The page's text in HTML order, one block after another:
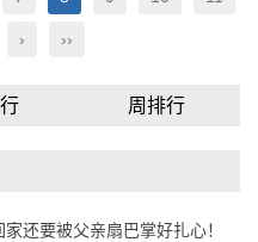
› ››
周排行
还要被父亲扇巴掌好扎心！